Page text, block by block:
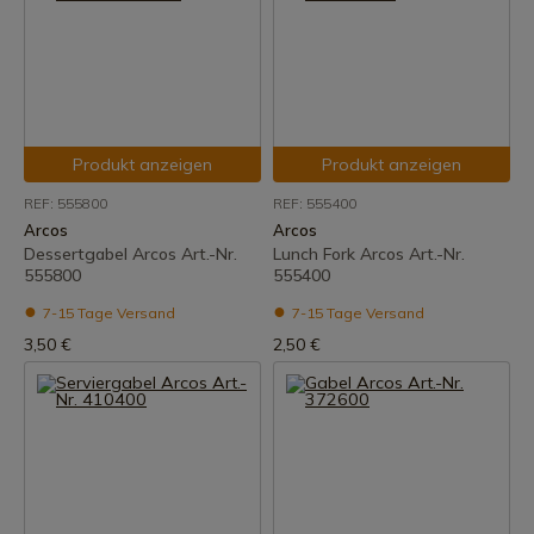
Produkt anzeigen
REF: 555800
Arcos
Dessertgabel Arcos Art.-Nr.
555800
7-15 Tage Versand
3,50 €
Produkt anzeigen
REF: 555400
Arcos
Lunch Fork Arcos Art.-Nr.
555400
7-15 Tage Versand
2,50 €